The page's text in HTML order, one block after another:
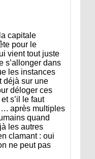
capitale
pour le
vient tout juste
s’allonger dans
les instances
déjà sur une
déloger ces
s’il le faut
après multiples
quand
les autres
clamant : oui
ne peut pas